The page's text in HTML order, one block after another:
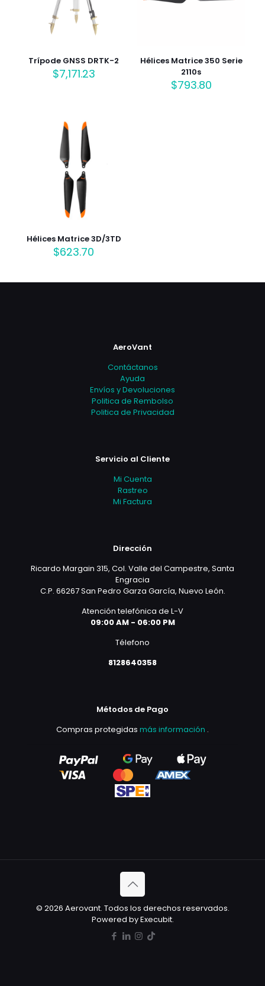
Trípode GNSS DRTK-2
$7,171.23
Hélices Matrice 350 Serie
2110s
$793.80
Hélices Matrice 3D/3TD
$623.70
AeroVant
Contáctanos
Ayuda
Envíos y Devoluciones
Politica de Rembolso
Politica de Privacidad
Servicio al Cliente
Mi Cuenta
Rastreo
Mi Factura
Dirección
Ricardo Margain 315, Col. Valle del Campestre, Santa
Engracia
C.P. 66267 San Pedro Garza García, Nuevo León.
Atención telefónica de L-V
09:00 AM - 06:00 PM
Télefono
8128640358
Métodos de Pago
Compras protegidas más información .
© 2026 Aerovant. Todos los derechos reservados.
Powered by Execubit.